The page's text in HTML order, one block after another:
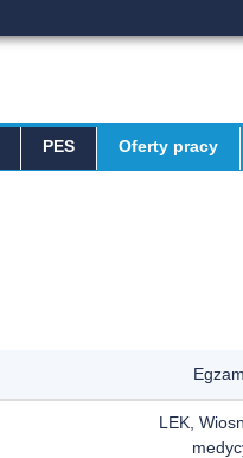
PES Oferty pracy
LEK,